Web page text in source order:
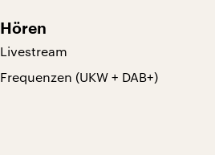
Hören
Livestream
Frequenzen (UKW + DAB+)